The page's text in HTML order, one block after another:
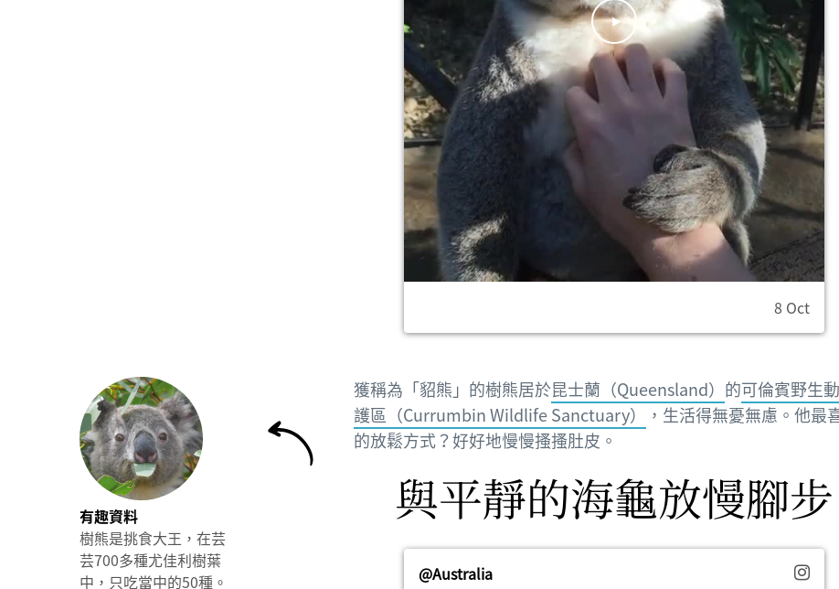
8 Oct
有趣資料
樹熊是挑食大王，在芸
芸700多種尤佳利樹葉
中，只吃當中的50種。
獲稱為「貂熊」的樹熊居於昆士蘭（Queensland） 的可倫賓野生
護區（Currumbin Wildlife Sanctuary）
，生活得無憂無慮。他最
的放鬆方式？好好地慢慢搔搔肚皮。
與平靜的海龜放慢腳步
@Australia